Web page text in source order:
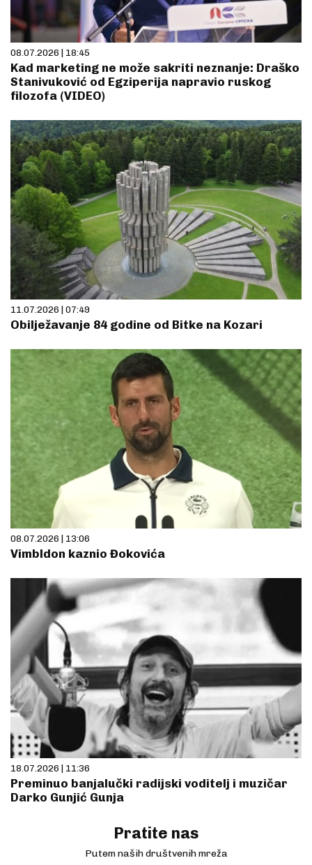
08.07.2026 | 18:45
Kad marketing ne može sakriti neznanje: Draško
Stanivuković od Egziperija napravio ruskog
filozofa (VIDEO)
11.07.2026 | 07:49
Obilježavanje 84 godine od Bitke na Kozari
08.07.2026 | 13:06
Vimbldon kaznio Đokovića
18.07.2026 | 11:36
Preminuo banjalučki radijski voditelj i muzičar
Darko Gunjić Gunja
Pratite nas
Putem naših društvenih mreža